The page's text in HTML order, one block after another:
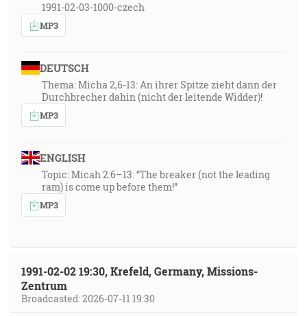
1991-02-03-1000-czech
MP3
DEUTSCH
Thema: Micha 2,6-13: An ihrer Spitze zieht dann der
Durchbrecher dahin (nicht der leitende Widder)!
MP3
ENGLISH
Topic: Micah 2:6–13: “The breaker (not the leading
ram) is come up before them!”
MP3
1991-02-02 19:30, Krefeld, Germany, Missions-
Zentrum
Broadcasted: 2026-07-11 19:30